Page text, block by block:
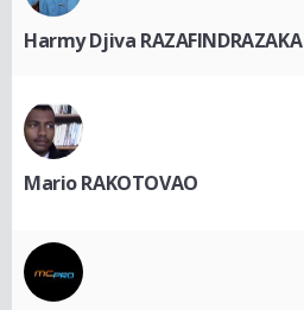
Harmy Djiva RAZAFINDRAZAKA
Mario RAKOTOVAO